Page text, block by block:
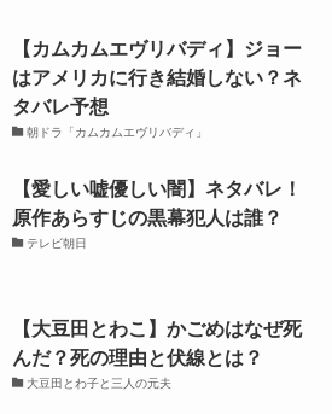
【カムカムエヴリバディ】ジョー
はアメリカに行き結婚しない？ネ
タバレ予想
朝ドラ「カムカムエヴリバディ」
【愛しい嘘優しい闇】ネタバレ！
原作あらすじの黒幕犯人は誰？
テレビ朝日
【大豆田とわこ】かごめはなぜ死
んだ？死の理由と伏線とは？
大豆田とわ子と三人の元夫